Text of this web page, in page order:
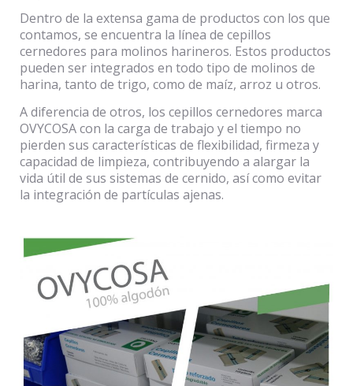
Dentro de la extensa gama de productos con los que
contamos, se encuentra la línea de cepillos
cernedores para molinos harineros. Estos productos
pueden ser integrados en todo tipo de molinos de
harina, tanto de trigo, como de maíz, arroz u otros.
A diferencia de otros, los cepillos cernedores marca
OVYCOSA con la carga de trabajo y el tiempo no
pierden sus características de flexibilidad, firmeza y
capacidad de limpieza, contribuyendo a alargar la
vida útil de sus sistemas de cernido, así como evitar
la integración de partículas ajenas.